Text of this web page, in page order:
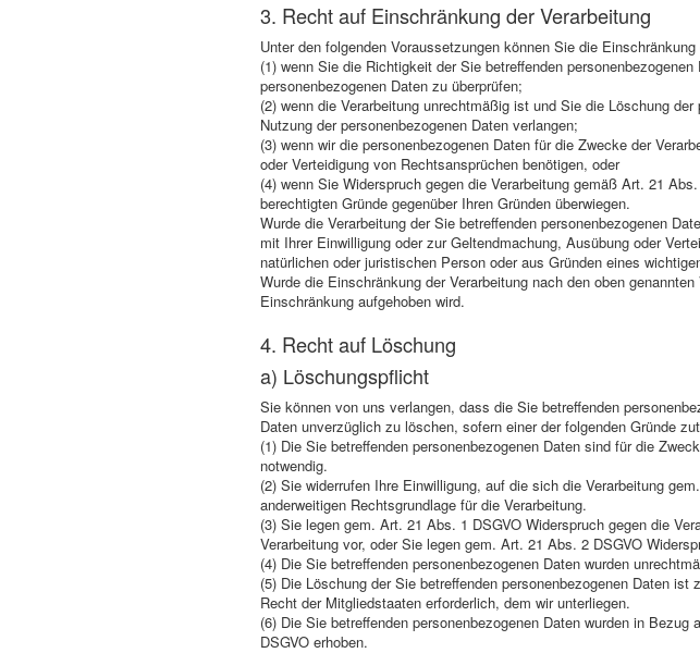
3. Recht auf Einschränkung der Verarbeitung
Unter den folgenden Voraussetzungen können Sie die
(1) wenn Sie die Richtigkeit der Sie betreffenden
personenbezogenen Daten zu überprüfen;
(2) wenn die Verarbeitung unrechtmäßig ist und Sie die Löschung
Nutzung der personenbezogenen Daten verlangen;
(3) wenn wir die personenbezogenen Daten für die Zwecke der
oder Verteidigung von Rechtsansprüchen benötigen, oder
(4) wenn Sie Widerspruch gegen die Verarbeitung gemäß Art. 21
berechtigten Gründe gegenüber Ihren Gründen überwiegen.
Wurde die Verarbeitung der Sie betreffenden personenbezogenen
mit Ihrer Einwilligung oder zur Geltendmachung, Ausübung oder
natürlichen oder juristischen Person oder aus Gründen eines
Wurde die Einschränkung der Verarbeitung nach den oben
Einschränkung aufgehoben wird.
4. Recht auf Löschung
a) Löschungspflicht
Sie können von uns verlangen, dass die Sie betreffenden
Daten unverzüglich zu löschen, sofern einer der folgenden Gründe
(1) Die Sie betreffenden personenbezogenen Daten sind für die
notwendig.
(2) Sie widerrufen Ihre Einwilligung, auf die sich die Verarbeitung
anderweitigen Rechtsgrundlage für die Verarbeitung.
(3) Sie legen gem. Art. 21 Abs. 1 DSGVO Widerspruch gegen die
Verarbeitung vor, oder Sie legen gem. Art. 21 Abs. 2 DSGVO
(4) Die Sie betreffenden personenbezogenen Daten wurden
(5) Die Löschung der Sie betreffenden personenbezogenen Daten
Recht der Mitgliedstaaten erforderlich, dem wir unterliegen.
(6) Die Sie betreffenden personenbezogenen Daten wurden in
DSGVO erhoben.